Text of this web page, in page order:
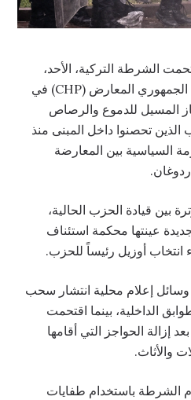
الشرطة التركية، الأحد،
المقر الرئيسي لحزب الشعب الجمهوري المعارض (CHP) في
المسيل للدموع والرصاص
تحصنوا داخل المبنى منذ
السياسية بين المعارضة
بين قيادة الحزب الحالية،
عينتها محكمة استئناف
انتخاب أوزيل رئيساً للحزب.
إعلام محلية انتشار سحب
الداخلية، بينما اقتحمت
إزالة الحواجز التي أقامها
والأثاث.
الشرطة باستخدام طفايات